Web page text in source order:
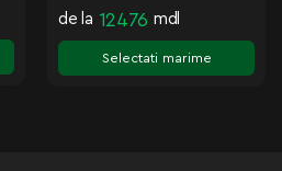
de la 12476 mdl
Selectati marime